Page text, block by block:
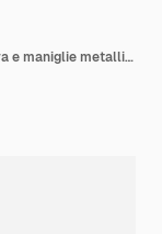
Pannello metallico rosso con griglia scura e maniglie metalliche